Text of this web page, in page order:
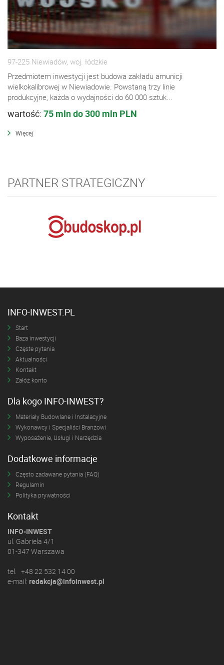
97-225 Niewiadów, woj. łódzkie
Przedmiotem inwestycji jest budowa zakładu amunicji
wielkokalibrowej w Niewiadowie. Powstaną trzy linie
produkcyjne, każda o wydajności do 60 000 sztuk...
wartość: 75 mln do 300 mln PLN
Więcej
PARTNER STRATEGICZNY
INFO-INWEST.PL
Start
Baza inwestycji
Częste pytania
Aktualności
Kontakt
Załóż konto
Dla kogo INFO-INWEST?
Materiały Budowlane i Instalacyjne
Wykonawcy i Specjaliści Branżowi
Wyposażenie, Usługi i Narzędzia
Dodatkowe informacje
Często zadawane pytania (FAQ)
Regulamin
Polityka prywatności
Kontakt
INFO-INWEST
ul. Gabriela 4/1
01-347 Warszawa
tel. +48 22 532 14 00
e-mail: redakcja@infoinwest.pl